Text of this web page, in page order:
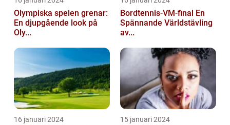
Olympiska spelen grenar:
En djupgående look på
Oly...
Bordtennis-VM-final En
Spännande Världstävling
av...
16 januari 2024 15 januari 2024